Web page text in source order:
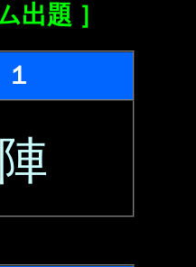
出題 ］